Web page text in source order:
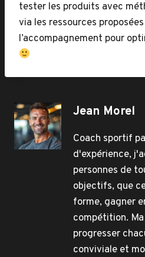
tester les produits avec
via les ressources
l’accompagnement pour
Jean Morel
Coach sportif
d'expérience,
personnes de
objectifs, que
forme, gagner
compétition.
progresser
conviviale et